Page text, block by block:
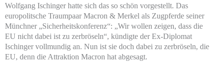
Wolfgang Ischinger hatte sich das so schön vorgestellt. Das
europolitsche Traumpaar Macron & Merkel als Zugpferde seiner
Münchner „Sicherheitskonferenz“: „Wir wollen zeigen, dass die
EU nicht dabei ist zu zerbröseln“, kündigte der Ex-Diplomat
Ischinger vollmundig an. Nun ist sie doch dabei zu zerbröseln, die
EU, denn die Attraktion Macron hat abgesagt.